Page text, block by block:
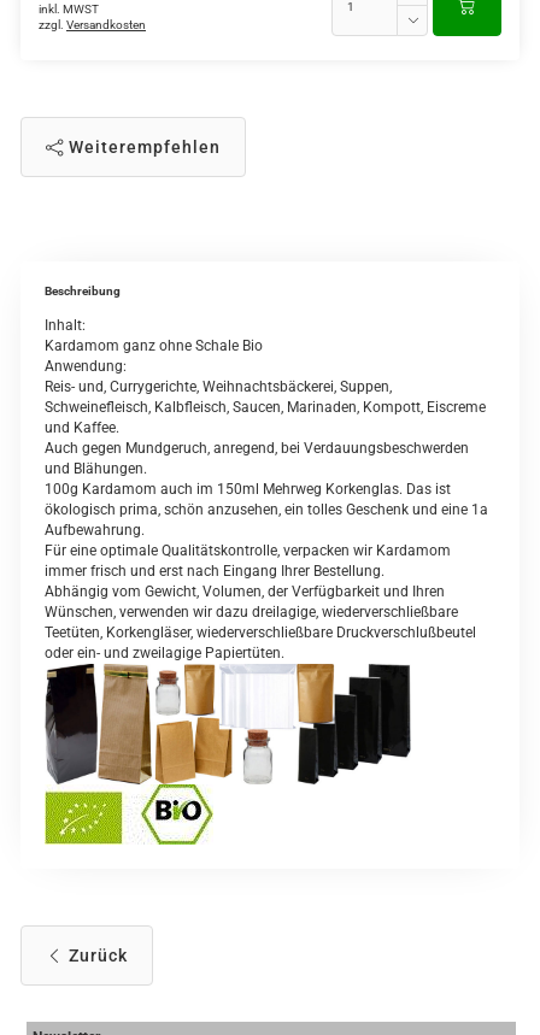
inkl. MWST
zzgl. Versandkosten
Weiterempfehlen
Beschreibung
Inhalt:
Kardamom ganz ohne Schale Bio
Anwendung:
Reis- und, Currygerichte, Weihnachtsbäckerei, Suppen,
Schweinefleisch, Kalbfleisch, Saucen, Marinaden, Kompott, Eiscreme
und Kaffee.
Auch gegen Mundgeruch, anregend, bei Verdauungsbeschwerden
und Blähungen.
100g Kardamom auch im 150ml Mehrweg Korkenglas. Das ist
ökologisch prima, schön anzusehen, ein tolles Geschenk und eine 1a
Aufbewahrung.
Für eine optimale Qualitätskontrolle, verpacken wir Kardamom
immer frisch und erst nach Eingang Ihrer Bestellung.
Abhängig vom Gewicht, Volumen, der Verfügbarkeit und Ihren
Wünschen, verwenden wir dazu dreilagige, wiederverschließbare
Teetüten, Korkengläser, wiederverschließbare Druckverschlußbeutel
oder ein- und zweilagige Papiertüten.
Zurück